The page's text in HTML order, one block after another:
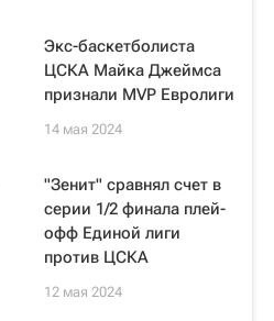
Экс-баскетболиста
ЦСКА Майка Джеймса
признали MVP Евролиги
14 мая 2024
"Зенит" сравнял счет в
серии 1/2 финала плей-
офф Единой лиги
против ЦСКА
12 мая 2024